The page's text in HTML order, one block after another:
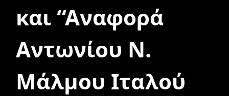
και “Αναφορά
Αντωνίου Ν.
Μάλμου Ιταλού